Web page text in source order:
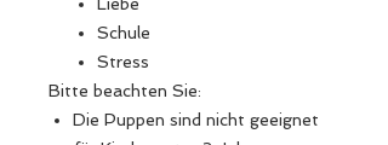
Schule
Stress
Bitte beachten Sie:
Die Puppen sind nicht geeignet